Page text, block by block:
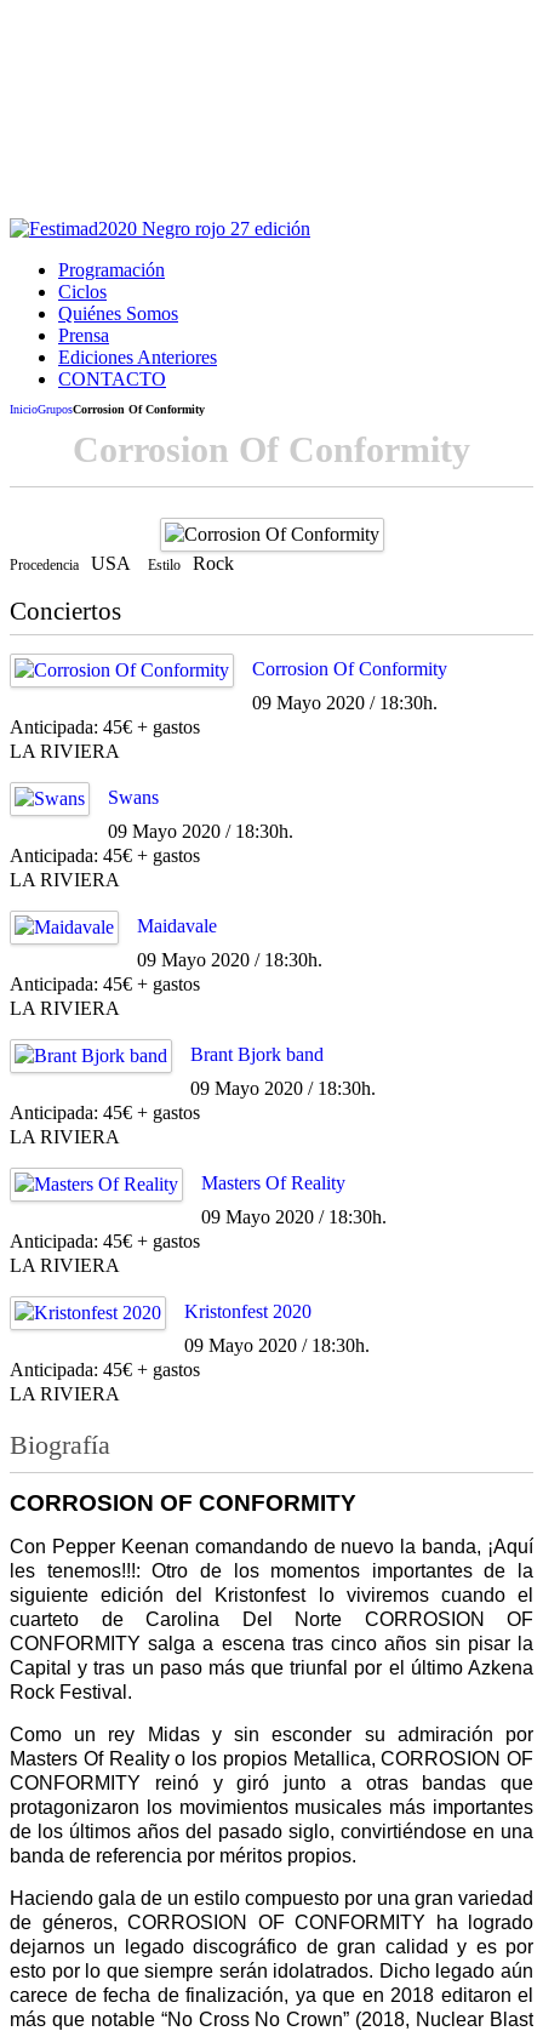
Programación
Ciclos
Quiénes Somos
Prensa
Ediciones Anteriores
CONTACTO
InicioGruposCorrosion Of Conformity
Corrosion Of Conformity
Procedencia USA Estilo Rock
Conciertos
Corrosion Of Conformity
09 Mayo 2020 / 18:30h.
Anticipada: 45€ + gastos
LA RIVIERA
Swans
09 Mayo 2020 / 18:30h.
Anticipada: 45€ + gastos
LA RIVIERA
Maidavale
09 Mayo 2020 / 18:30h.
Anticipada: 45€ + gastos
LA RIVIERA
Brant Bjork band
09 Mayo 2020 / 18:30h.
Anticipada: 45€ + gastos
LA RIVIERA
Masters Of Reality
09 Mayo 2020 / 18:30h.
Anticipada: 45€ + gastos
LA RIVIERA
Kristonfest 2020
09 Mayo 2020 / 18:30h.
Anticipada: 45€ + gastos
LA RIVIERA
Biografía
CORROSION OF CONFORMITY
Con Pepper Keenan comandando de nuevo la banda, ¡Aquí
les tenemos!!!: Otro de los momentos importantes de la
siguiente edición del Kristonfest lo viviremos cuando el
cuarteto de Carolina Del Norte CORROSION OF
CONFORMITY salga a escena tras cinco años sin pisar la
Capital y tras un paso más que triunfal por el último Azkena
Rock Festival.
Como un rey Midas y sin esconder su admiración por
Masters Of Reality o los propios Metallica, CORROSION OF
CONFORMITY reinó y giró junto a otras bandas que
protagonizaron los movimientos musicales más importantes
de los últimos años del pasado siglo, convirtiéndose en una
banda de referencia por méritos propios.
Haciendo gala de un estilo compuesto por una gran variedad
de géneros, CORROSION OF CONFORMITY ha logrado
dejarnos un legado discográfico de gran calidad y es por
esto por lo que siempre serán idolatrados. Dicho legado aún
carece de fecha de finalización, ya que en 2018 editaron el
más que notable “No Cross No Crown” (2018, Nuclear Blast